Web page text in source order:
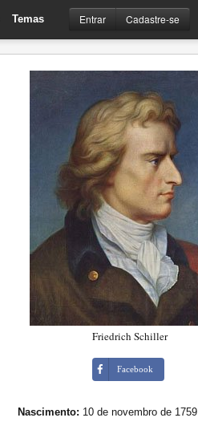
Temas Entrar Cadastre-se
Friedrich Schiller
Facebook
Nascimento: 10 de novembro de 1759